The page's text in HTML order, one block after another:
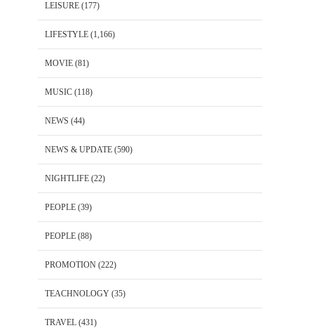
LEISURE (177)
LIFESTYLE (1,166)
MOVIE (81)
MUSIC (118)
NEWS (44)
NEWS & UPDATE (590)
NIGHTLIFE (22)
PEOPLE (39)
PEOPLE (88)
PROMOTION (222)
TEACHNOLOGY (35)
TRAVEL (431)